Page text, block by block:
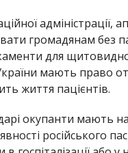
мають право
життя пацієнтів.
окупанти мають
російського
становищем